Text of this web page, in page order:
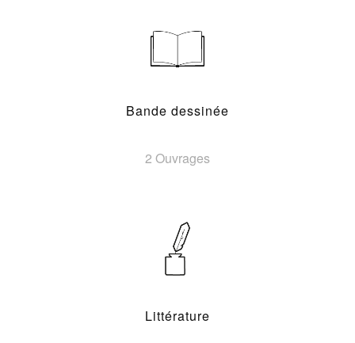
Bande dessinée
2 Ouvrages
Littérature